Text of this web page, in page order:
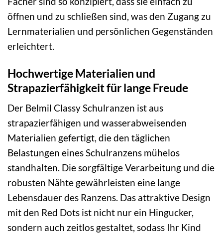
öffnen und zu schließen sind, was den Zugang zu
Lernmaterialien und persönlichen Gegenständen
erleichtert.
Hochwertige Materialien und
Strapazierfähigkeit für lange Freude
Der Belmil Classy Schulranzen ist aus
strapazierfähigen und wasserabweisenden
Materialien gefertigt, die den täglichen
Belastungen eines Schulranzens mühelos
standhalten. Die sorgfältige Verarbeitung und die
robusten Nähte gewährleisten eine lange
Lebensdauer des Ranzens. Das attraktive Design
mit den Red Dots ist nicht nur ein Hingucker,
sondern auch zeitlos gestaltet, sodass Ihr Kind